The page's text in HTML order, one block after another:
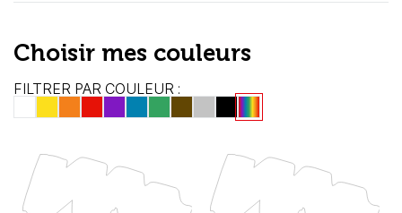
Choisir mes couleurs
FILTRER PAR COULEUR :